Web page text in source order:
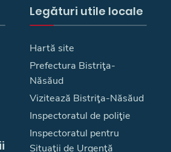
Legături utile locale
Hartă site
Prefectura Bistriţa-
Năsăud
Vizitează Bistriţa-Năsăud
Inspectoratul de poliţie
Inspectoratul pentru
Situaţii de Urgenţă